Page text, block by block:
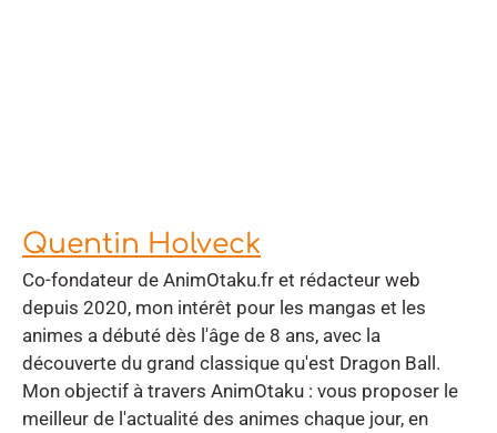
Quentin Holveck
Co-fondateur de AnimOtaku.fr et rédacteur web
depuis 2020, mon intérêt pour les mangas et les
animes a débuté dès l'âge de 8 ans, avec la
découverte du grand classique qu'est Dragon Ball.
Mon objectif à travers AnimOtaku : vous proposer le
meilleur de l'actualité des animes chaque jour, en